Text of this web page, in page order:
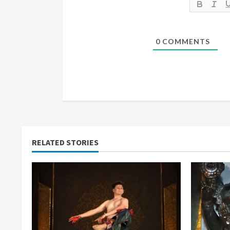
0 COMMENTS
RELATED STORIES